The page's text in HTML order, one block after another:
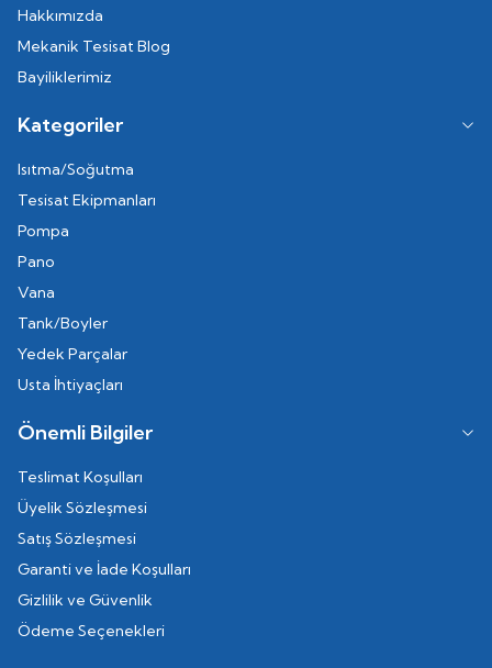
Hakkımızda
Mekanik Tesisat Blog
Bayiliklerimiz
Kategoriler
Isıtma/Soğutma
Tesisat Ekipmanları
Pompa
Pano
Vana
Tank/Boyler
Yedek Parçalar
Usta İhtiyaçları
Önemli Bilgiler
Teslimat Koşulları
Üyelik Sözleşmesi
Satış Sözleşmesi
Garanti ve İade Koşulları
Gizlilik ve Güvenlik
Ödeme Seçenekleri